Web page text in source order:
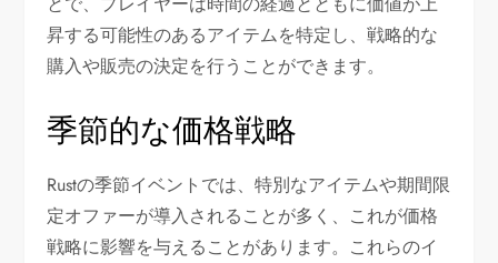
昇する可能性のあるアイテムを特定し、戦略的な
購入や販売の決定を行うことができます。
季節的な価格戦略
Rustの季節イベントでは、特別なアイテムや期間限
定オファーが導入されることが多く、これが価格
戦略に影響を与えることがあります。これらのイ